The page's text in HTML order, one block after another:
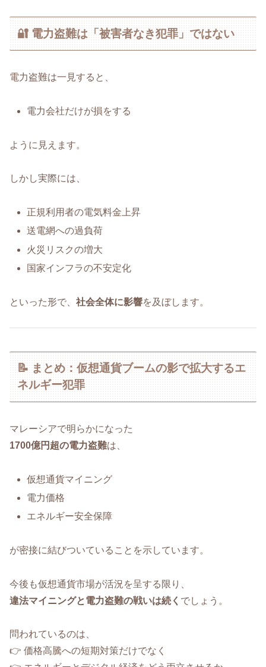
🔐 電力盗難は「被害者なき犯罪」ではない
電力盗難は一見すると、
電力会社だけが損をする
ように見えます。
しかし実際には、
正規利用者の電気料金上昇
送電網への過負荷
火災リスクの増大
国家インフラの不安定化
といった形で、 社会全体に影響を及ぼします。
📝 まとめ：仮想通貨ブームの影で拡大するエ
ネルギー犯罪
マレーシアで明らかになった
1700億円超の電力盗難は、
仮想通貨マイニング
電力価格
エネルギー安全保障
が密接に結びついていることを示しています。
今後も仮想通貨市場が活況を呈する限り、
違法マイニングと電力盗難の戦いは続く でしょう。
問われているのは、
👉 価格高騰への短期対策だけでなく